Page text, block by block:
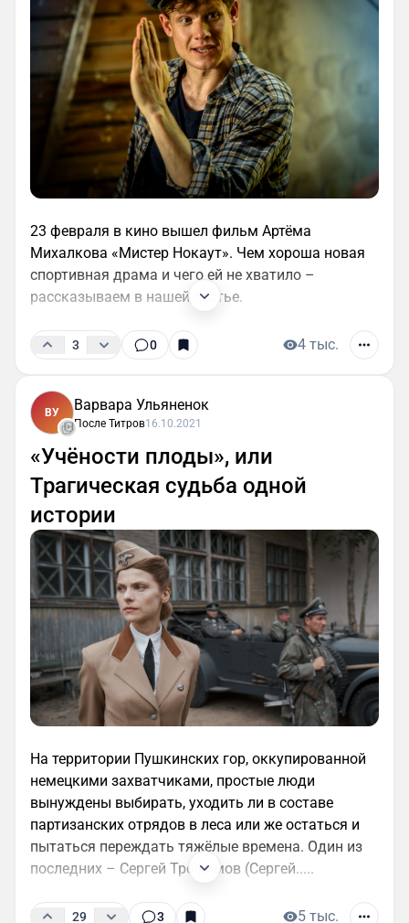
23 февраля в кино вышел фильм Артёма
Михалкова «Мистер Нокаут». Чем хороша новая
спортивная драма и чего ей не хватило –
рассказываем в нашей статье.
3 0 4 тыс.
ВУ Варвара Ульяненок
После Титров16.10.2021
«Учёности плоды», или
Трагическая судьба одной
истории
На территории Пушкинских гор, оккупированной
немецкими захватчиками, простые люди
вынуждены выбирать, уходить ли в составе
партизанских отрядов в леса или же остаться и
пытаться переждать тяжёлые времена. Один из
последних – Сергей Трофимов (Сергей.....
29 3 5 тыс.